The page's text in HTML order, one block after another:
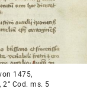
1475,
Cod. ms. 5